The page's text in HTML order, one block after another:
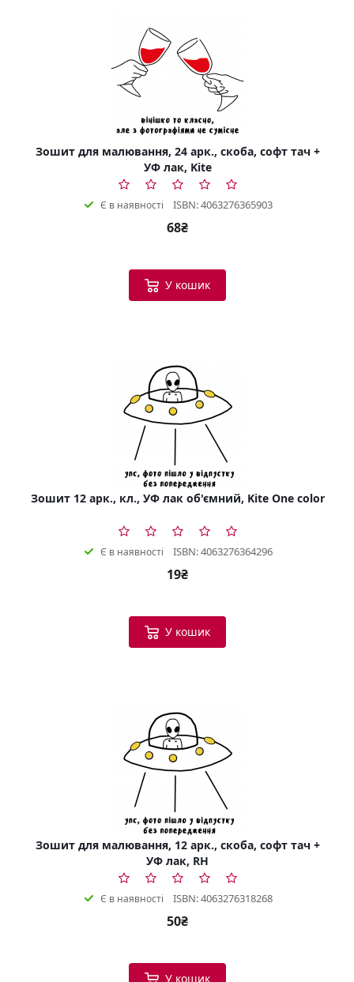
Зошит для малювання, 24 арк., скоба, софт тач +
УФ лак, Kite
Є в наявності ISBN: 4063276365903
68₴
У кошик
Зошит 12 арк., кл., УФ лак об'ємний, Kite One color
Є в наявності ISBN: 4063276364296
19₴
У кошик
Зошит для малювання, 12 арк., скоба, софт тач +
УФ лак, RH
Є в наявності ISBN: 4063276318268
50₴
У кошик